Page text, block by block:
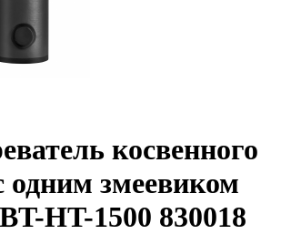
косвенного
одним змеевиком
HT-1500 830018